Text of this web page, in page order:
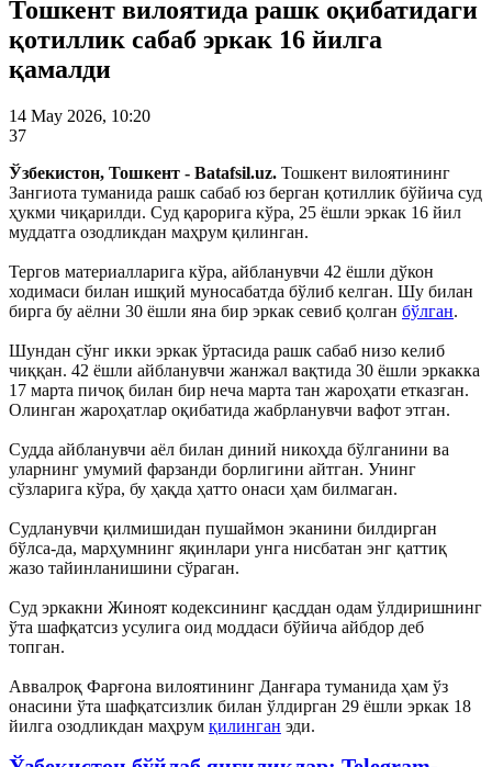
Тошкент вилоятида рашк оқибатидаги
қотиллик сабаб эркак 16 йилга
қамалди
14 May 2026, 10:20
37
Ўзбекистон, Тошкент - Batafsil.uz. Тошкент вилоятининг
Зангиота туманида рашк сабаб юз берган қотиллик бўйича суд
ҳукми чиқарилди. Суд қарорига кўра, 25 ёшли эркак 16 йил
муддатга озодликдан маҳрум қилинган.
Тергов материалларига кўра, айбланувчи 42 ёшли дўкон
ходимаси билан ишқий муносабатда бўлиб келган. Шу билан
бирга бу аёлни 30 ёшли яна бир эркак севиб қолган бўлган.
Шундан сўнг икки эркак ўртасида рашк сабаб низо келиб
чиққан. 42 ёшли айбланувчи жанжал вақтида 30 ёшли эркакка
17 марта пичоқ билан бир неча марта тан жароҳати етказган.
Олинган жароҳатлар оқибатида жабрланувчи вафот этган.
Судда айбланувчи аёл билан диний никоҳда бўлганини ва
уларнинг умумий фарзанди борлигини айтган. Унинг
сўзларига кўра, бу ҳақда ҳатто онаси ҳам билмаган.
Судланувчи қилмишидан пушаймон эканини билдирган
бўлса-да, марҳумнинг яқинлари унга нисбатан энг қаттиқ
жазо тайинланишини сўраган.
Суд эркакни Жиноят кодексининг қасддан одам ўлдиришнинг
ўта шафқатсиз усулига оид моддаси бўйича айбдор деб
топган.
Аввалроқ Фарғона вилоятининг Данғара туманида ҳам ўз
онасини ўта шафқатсизлик билан ўлдирган 29 ёшли эркак 18
йилга озодликдан маҳрум қилинган эди.